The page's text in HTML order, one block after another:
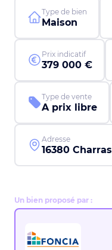
Type de bien
Maison
Prix indicatif
379 000 €
Type de vente
A prix libre
Adresse
16380 Charras
Un bien proposé par :